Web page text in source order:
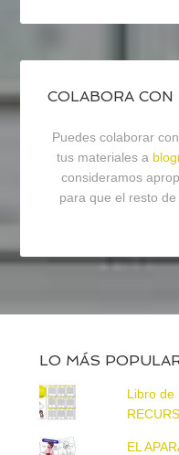
COLABORA
Puedes colaborar
tus materiales a
consideramos
para que el resto
LO MÁS
Libro de
EL